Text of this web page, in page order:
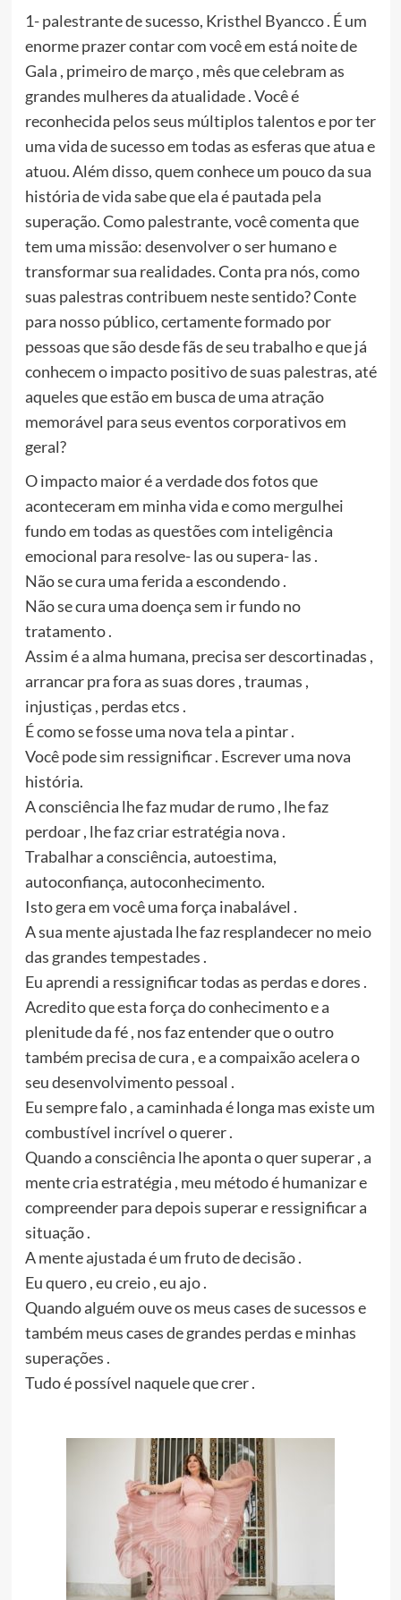
1- palestrante de sucesso, Kristhel Byancco . É um
enorme prazer contar com você em está noite de
Gala , primeiro de março , mês que celebram as
grandes mulheres da atualidade . Você é
reconhecida pelos seus múltiplos talentos e por ter
uma vida de sucesso em todas as esferas que atua e
atuou. Além disso, quem conhece um pouco da sua
história de vida sabe que ela é pautada pela
superação. Como palestrante, você comenta que
tem uma missão: desenvolver o ser humano e
transformar sua realidades. Conta pra nós, como
suas palestras contribuem neste sentido? Conte
para nosso público, certamente formado por
pessoas que são desde fãs de seu trabalho e que já
conhecem o impacto positivo de suas palestras, até
aqueles que estão em busca de uma atração
memorável para seus eventos corporativos em
geral?
O impacto maior é a verdade dos fotos que
aconteceram em minha vida e como mergulhei
fundo em todas as questões com inteligência
emocional para resolve- las ou supera- las .
Não se cura uma ferida a escondendo .
Não se cura uma doença sem ir fundo no
tratamento .
Assim é a alma humana, precisa ser descortinadas ,
arrancar pra fora as suas dores , traumas ,
injustiças , perdas etcs .
É como se fosse uma nova tela a pintar .
Você pode sim ressignificar . Escrever uma nova
história.
A consciência lhe faz mudar de rumo , lhe faz
perdoar , lhe faz criar estratégia nova .
Trabalhar a consciência, autoestima,
autoconfiança, autoconhecimento.
Isto gera em você uma força inabalável .
A sua mente ajustada lhe faz resplandecer no meio
das grandes tempestades .
Eu aprendi a ressignificar todas as perdas e dores .
Acredito que esta força do conhecimento e a
plenitude da fé , nos faz entender que o outro
também precisa de cura , e a compaixão acelera o
seu desenvolvimento pessoal .
Eu sempre falo , a caminhada é longa mas existe um
combustível incrível o querer .
Quando a consciência lhe aponta o quer superar , a
mente cria estratégia , meu método é humanizar e
compreender para depois superar e ressignificar a
situação .
A mente ajustada é um fruto de decisão .
Eu quero , eu creio , eu ajo .
Quando alguém ouve os meus cases de sucessos e
também meus cases de grandes perdas e minhas
superações .
Tudo é possível naquele que crer .